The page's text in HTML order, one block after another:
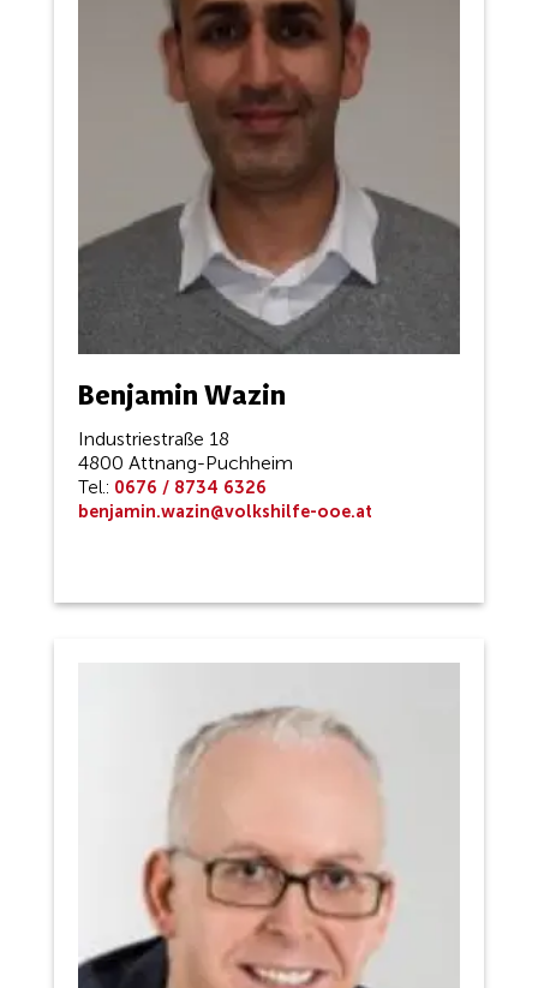
Benjamin Wazin
Industriestraße 18
4800 Attnang-Puchheim
Tel.: 0676 / 8734 6326
benjamin.wazin@volkshilfe-ooe.at